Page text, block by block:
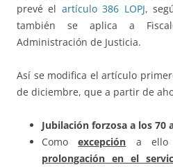
prevé el artículo 386 LOPJ,
también se aplica a
Administración de Justicia.
Así se modifica el artículo
de diciembre, que a partir de
Jubilación forzosa a los 70
Comoexcepción a
prolongación en el